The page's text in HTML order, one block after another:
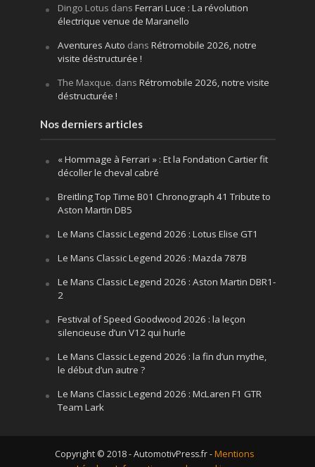
Dingo Lotus dans Ferrari Luce : La révolution
électrique venue de Maranello
Aventures Auto dans Rétromobile 2026, notre
visite déstructurée !
The Maxque. dans Rétromobile 2026, notre visite
déstructurée !
Nos derniers articles
« Hommage à Ferrari » : Et la Fondation Cartier fit
décoller le cheval cabré
Breitling Top Time B01 Chronograph 41 Tribute to
Aston Martin DB5
Le Mans Classic Legend 2026 : Lotus Elise GT1
Le Mans Classic Legend 2026 : Mazda 787B
Le Mans Classic Legend 2026 : Aston Martin DBR1-
2
Festival of Speed Goodwood 2026 : la leçon
silencieuse d’un V12 qui hurle
Le Mans Classic Legend 2026 : la fin d’un mythe,
le début d’un autre ?
Le Mans Classic Legend 2026 : McLaren F1 GTR
Team Lark
Copyright © 2018 - AutomotivPress.fr -Mentions